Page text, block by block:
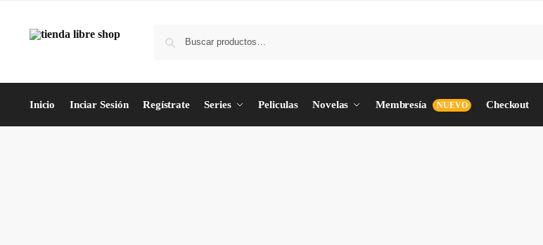
Inicio Inciar Sesión Regístrate Series Peliculas Novelas Membresía NUEVO Checkout